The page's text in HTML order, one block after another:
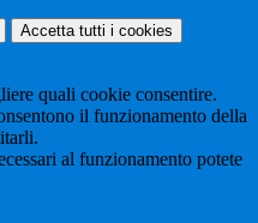
Accetta tutti i cookies
quali cookie consentire.
il funzionamento della
al funzionamento potete